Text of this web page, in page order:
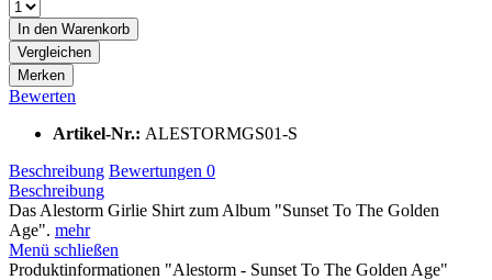
In den Warenkorb
Vergleichen
Merken
Bewerten
Artikel-Nr.: ALESTORMGS01-S
Beschreibung Bewertungen 0
Beschreibung
Das Alestorm Girlie Shirt zum Album "Sunset To The Golden
Age". mehr
Menü schließen
Produktinformationen "Alestorm - Sunset To The Golden Age"